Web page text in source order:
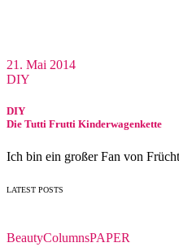
21. Mai 2014
DIY
DIY
Die Tutti Frutti Kinderwagenkette
Ich bin ein großer Fan von
LATEST POSTS
BeautyColumnsPAPER